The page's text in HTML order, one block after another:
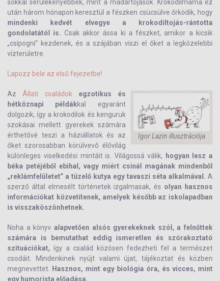
sokkal sérülékenyebbek, mint a madártojások. Krokodilmama ez
után három hónapon keresztül a fészken csücsülve őrködik, hogy
mindenki kedvét elvegye a krokodiltojás-rántotta
gondolatától is. Csak akkor ássa ki a fészket, amikor a kicsik
„csipogni” kezdenek, és a szájában viszi el őket a legközelebbi
vízterületre.
Lapozz bele az első fejezetbe!
Igor Lazin illusztrációja
Az Állati családok
egzotikus és
hétköznapi példákkal egyaránt
dolgozik, így a krokodilok és kenguruk
szokásai mellett gyerekek számára
érthetővé teszi a háziállatok és az
őket szorosabban körülvevő élővilág
különleges viselkedési mintáit is. Világossá válik,
hogyan lesz a
béka petéjéből ebihal, vagy miért csinál magának mindenből
„reklámfelületet” a tüzelő kutya egy tavaszi séta alkalmával. A
szerző által elmesélt történetek izgalmasak, és olyan hasznos
információkat közvetítenek, amelyek később az iskolapadban
is visszaköszönhetnek.
Noha a könyv alapvetően alsós gyerekeknek szól, a felnőttek
számára is bemutathat eddig ismeretlen és szórakoztató
szituációkat, így a család közösen fedezheti fel a természet
csodáit. Mindenkinek nyújt valami újat, tájékoztat és közben
megnevettet.
Hasznos, mint egy biológia óra, és vicces, mint
egy humorista előadása.